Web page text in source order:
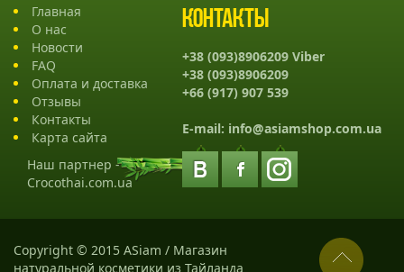
Главная
О нас
Новости
FAQ
Оплата и доставка
Отзывы
Контакты
Карта сайта
Наш партнер -
Crocothai.com.ua
Контакты
+38 (093)8906209 Viber
+38 (093)8906209
+66 (917) 907 539
E-mail: info@asiamshop.com.ua
Copyright © 2015 ASiam / Магазин
натуральной косметики из Тайланда